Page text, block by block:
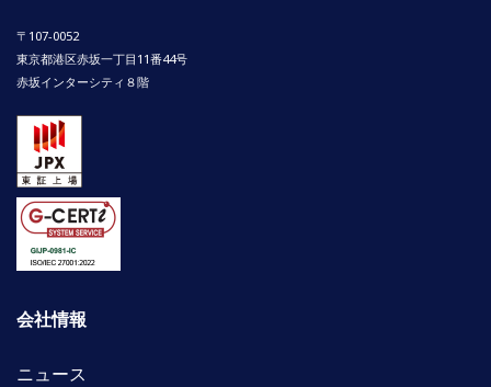
〒107-0052
東京都港区赤坂一丁目11番44号
赤坂インターシティ８階
会社情報
ニュース